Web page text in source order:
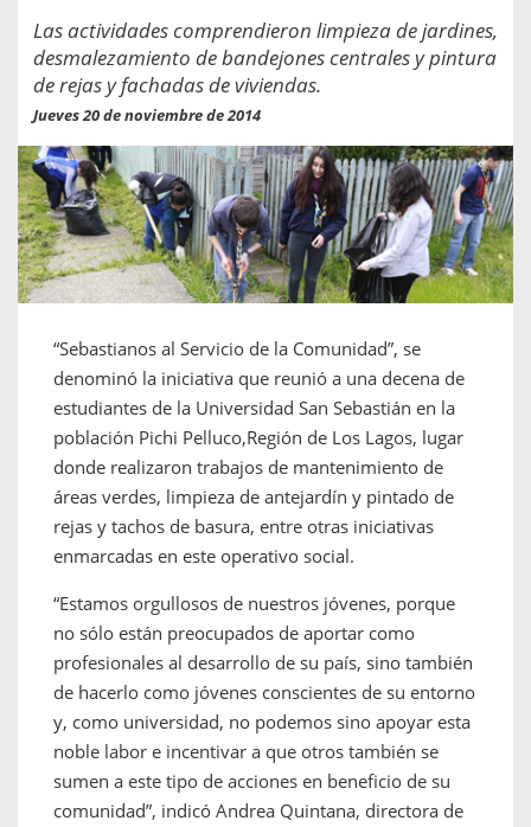
Las actividades comprendieron limpieza de jardines,
desmalezamiento de bandejones centrales y pintura
de rejas y fachadas de viviendas.
Jueves 20 de noviembre de 2014
“Sebastianos al Servicio de la Comunidad”, se
denominó la iniciativa que reunió a una decena de
estudiantes de la Universidad San Sebastián en la
población Pichi Pelluco,Región de Los Lagos, lugar
donde realizaron trabajos de mantenimiento de
áreas verdes, limpieza de antejardín y pintado de
rejas y tachos de basura, entre otras iniciativas
enmarcadas en este operativo social.
“Estamos orgullosos de nuestros jóvenes, porque
no sólo están preocupados de aportar como
profesionales al desarrollo de su país, sino también
de hacerlo como jóvenes conscientes de su entorno
y, como universidad, no podemos sino apoyar esta
noble labor e incentivar a que otros también se
sumen a este tipo de acciones en beneficio de su
comunidad”, indicó Andrea Quintana, directora de